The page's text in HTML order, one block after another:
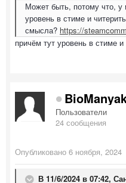
Может быть, потому что, у
уровень в стиме и
смысла? https://
причём тут уровень в стиме
Пользователи
24 сообщения
Опубликовано 6 ноября, 2024
В 11/6/2024 в 07:42,